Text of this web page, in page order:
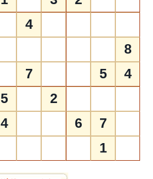
4
8
7
5
4
5
2
4 6
7
1